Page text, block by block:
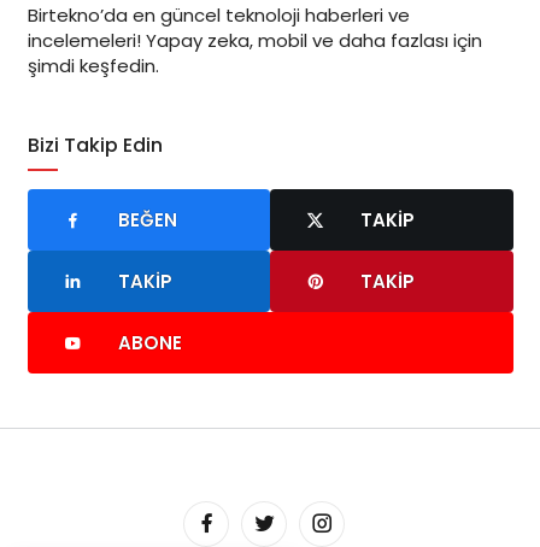
Birtekno’da en güncel teknoloji haberleri ve
incelemeleri! Yapay zeka, mobil ve daha fazlası için
şimdi keşfedin.
Bizi Takip Edin
BEĞEN TAKIP
TAKIP TAKIP
ABONE